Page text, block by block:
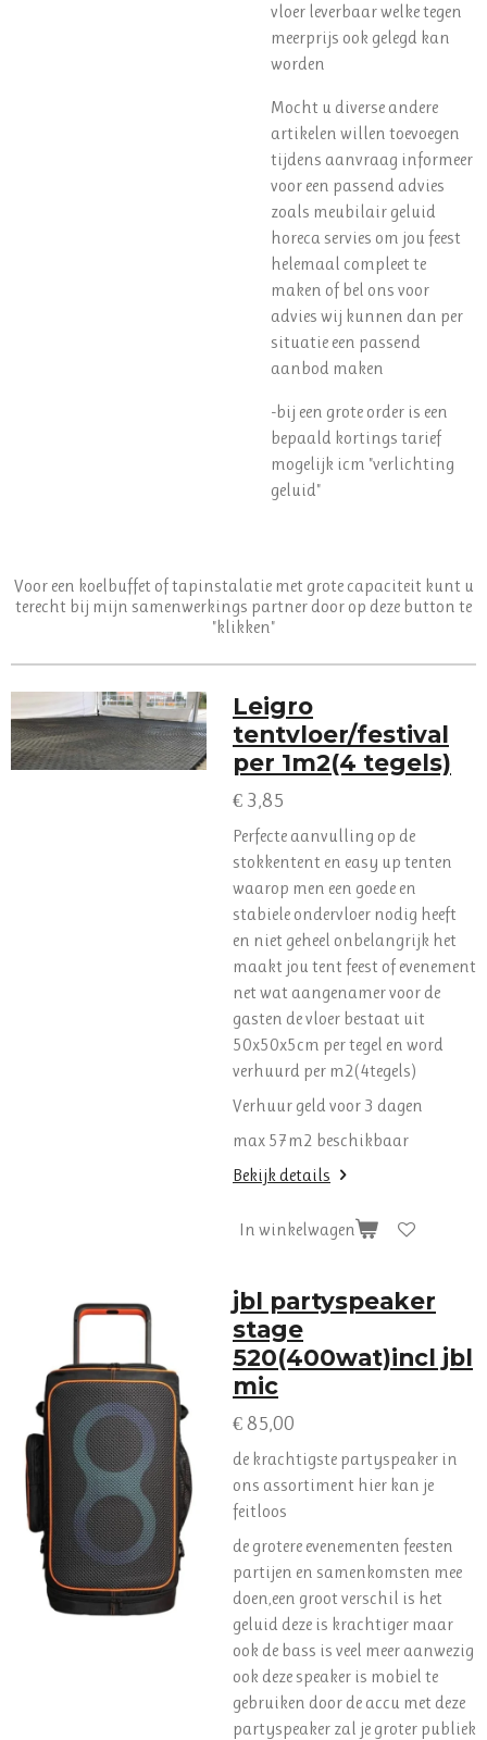
vloer leverbaar welke tegen
meerprijs ook gelegd kan
worden
Mocht u diverse andere
artikelen willen toevoegen
tijdens aanvraag informeer
voor een passend advies
zoals meubilair geluid
horeca servies om jou feest
helemaal compleet te
maken of bel ons voor
advies wij kunnen dan per
situatie een passend
aanbod maken
-bij een grote order is een
bepaald kortings tarief
mogelijk icm "verlichting
geluid"
Voor een koelbuffet of tapinstalatie met grote capaciteit kunt u
terecht bij mijn samenwerkings partner door op deze button te
"klikken"
Leigro
tentvloer/festival
per 1m2(4 tegels)
€ 3,85
Perfecte aanvulling op de
stokkentent en easy up tenten
waarop men een goede en
stabiele ondervloer nodig heeft
en niet geheel onbelangrijk het
maakt jou tent feest of evenement
net wat aangenamer voor de
gasten de vloer bestaat uit
50x50x5cm per tegel en word
verhuurd per m2(4tegels)
Verhuur geld voor 3 dagen
max 57m2 beschikbaar
Bekijk details
In winkelwagen
jbl partyspeaker
stage
520(400wat)incl jbl
mic
€ 85,00
de krachtigste partyspeaker in
ons assortiment hier kan je
feitloos
de grotere evenementen feesten
partijen en samenkomsten mee
doen,een groot verschil is het
geluid deze is krachtiger maar
ook de bass is veel meer aanwezig
ook deze speaker is mobiel te
gebruiken door de accu met deze
partyspeaker zal je groter publiek